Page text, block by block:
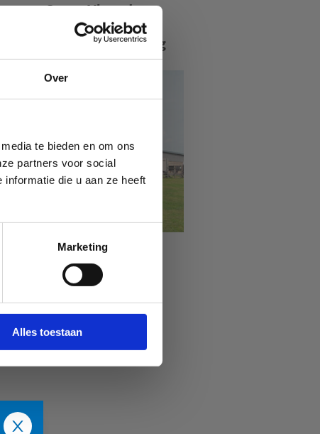
Over
te bieden en om ons
partners voor social
die u aan ze heeft
Marketing
Alles toestaan
Sport Vlaanderen
Heusden-Zolder
Velodroom Limburg
Sport Vlaanderen
Waregem